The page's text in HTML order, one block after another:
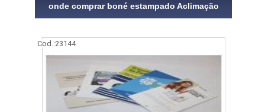
onde comprar boné estampado Aclimação
Cod.:23144